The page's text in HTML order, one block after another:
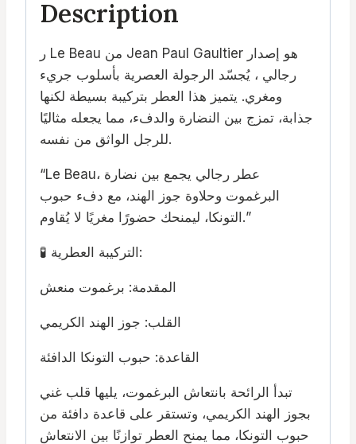
Description
ر Le Beau من Jean Paul Gaultier هو إصدار
رجالي ، يُجسّد الرجولة العصرية بأسلوب جريء
ومغري. يتميز هذا العطر بتركيبة بسيطة لكنها
جذابة، تمزج بين النضارة والدفء، مما يجعله مثاليًا
للرجل الواثق من نفسه.
“Le Beau، عطر رجالي يجمع بين نضارة
البرغموت وحلاوة جوز الهند، مع دفء حبوب
التونكا، ليمنحك حضورًا مغريًا لا يُقاوم.”
🧪 التركيبة العطرية:
المقدمة: برغموت منعش
القلب: جوز الهند الكريمي
القاعدة: حبوب التونكا الدافئة
تبدأ الرائحة بانتعاش البرغموت، يليها قلب غني
بجوز الهند الكريمي، وتستقر على قاعدة دافئة من
حبوب التونكا، مما يمنح العطر توازنًا بين الانتعاش